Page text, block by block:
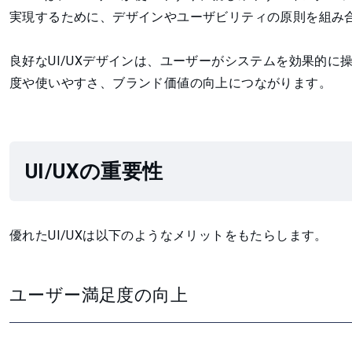
実現するために、デザインやユーザビリティの原則を組み
良好なUI/UXデザインは、ユーザーがシステムを効果的に
度や使いやすさ、ブランド価値の向上につながります。
UI/UXの重要性
優れたUI/UXは以下のようなメリットをもたらします。
ユーザー満足度の向上